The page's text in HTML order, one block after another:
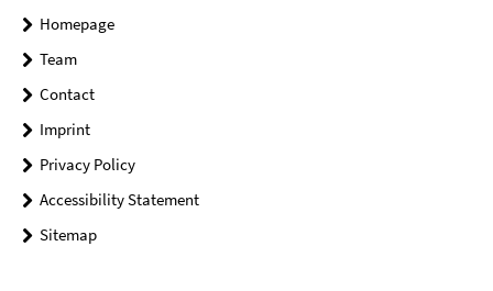
Homepage
Team
Contact
Imprint
Privacy Policy
Accessibility Statement
Sitemap